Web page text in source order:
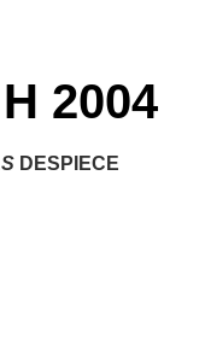
2004
DESPIECE